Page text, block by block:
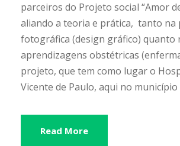
parceiros do Projeto social “Amor
aliando a teoria e prática, tanto na
fotográfica (design gráfico) quanto
aprendizagens obstétricas
projeto, que tem como lugar o
Vicente de Paulo, aqui no município
Read More